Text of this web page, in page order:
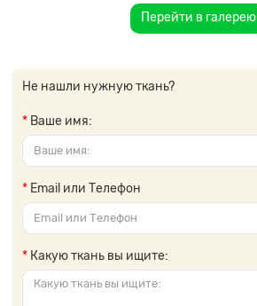
Перейти в галерею
Не нашли нужную ткань?
Ваше имя:
Email или Телефон
Какую ткань вы ищите: